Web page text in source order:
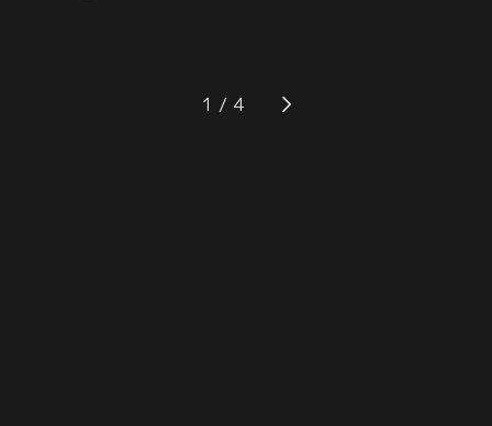
見放題ページよりご視聴ください。
／第732話 現場の隣人は元カレ（後
絶えた優が発見される。その時、川
の向こう側からも銃声が…。そこで
1